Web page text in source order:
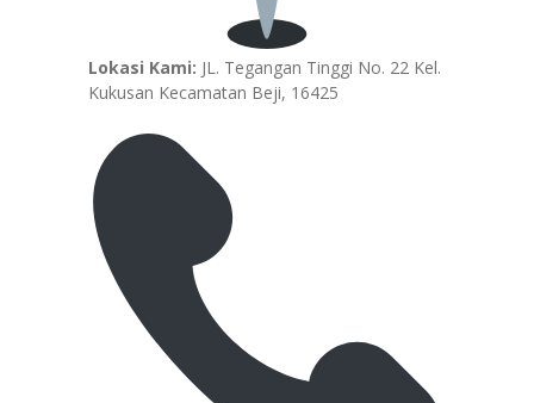
Lokasi Kami: JL. Tegangan Tinggi No. 22 Kel.
Kukusan Kecamatan Beji, 16425